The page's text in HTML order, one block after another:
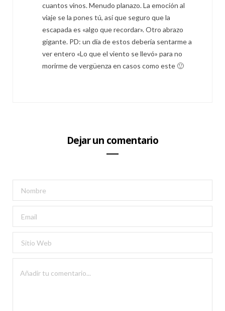
cuantos vinos. Menudo planazo. La emoción al
viaje se la pones tú, así que seguro que la
escapada es «algo que recordar». Otro abrazo
gigante. PD: un día de estos debería sentarme a
ver entero «Lo que el viento se llevó» para no
morirme de vergüenza en casos como este 🙂
Dejar un comentario